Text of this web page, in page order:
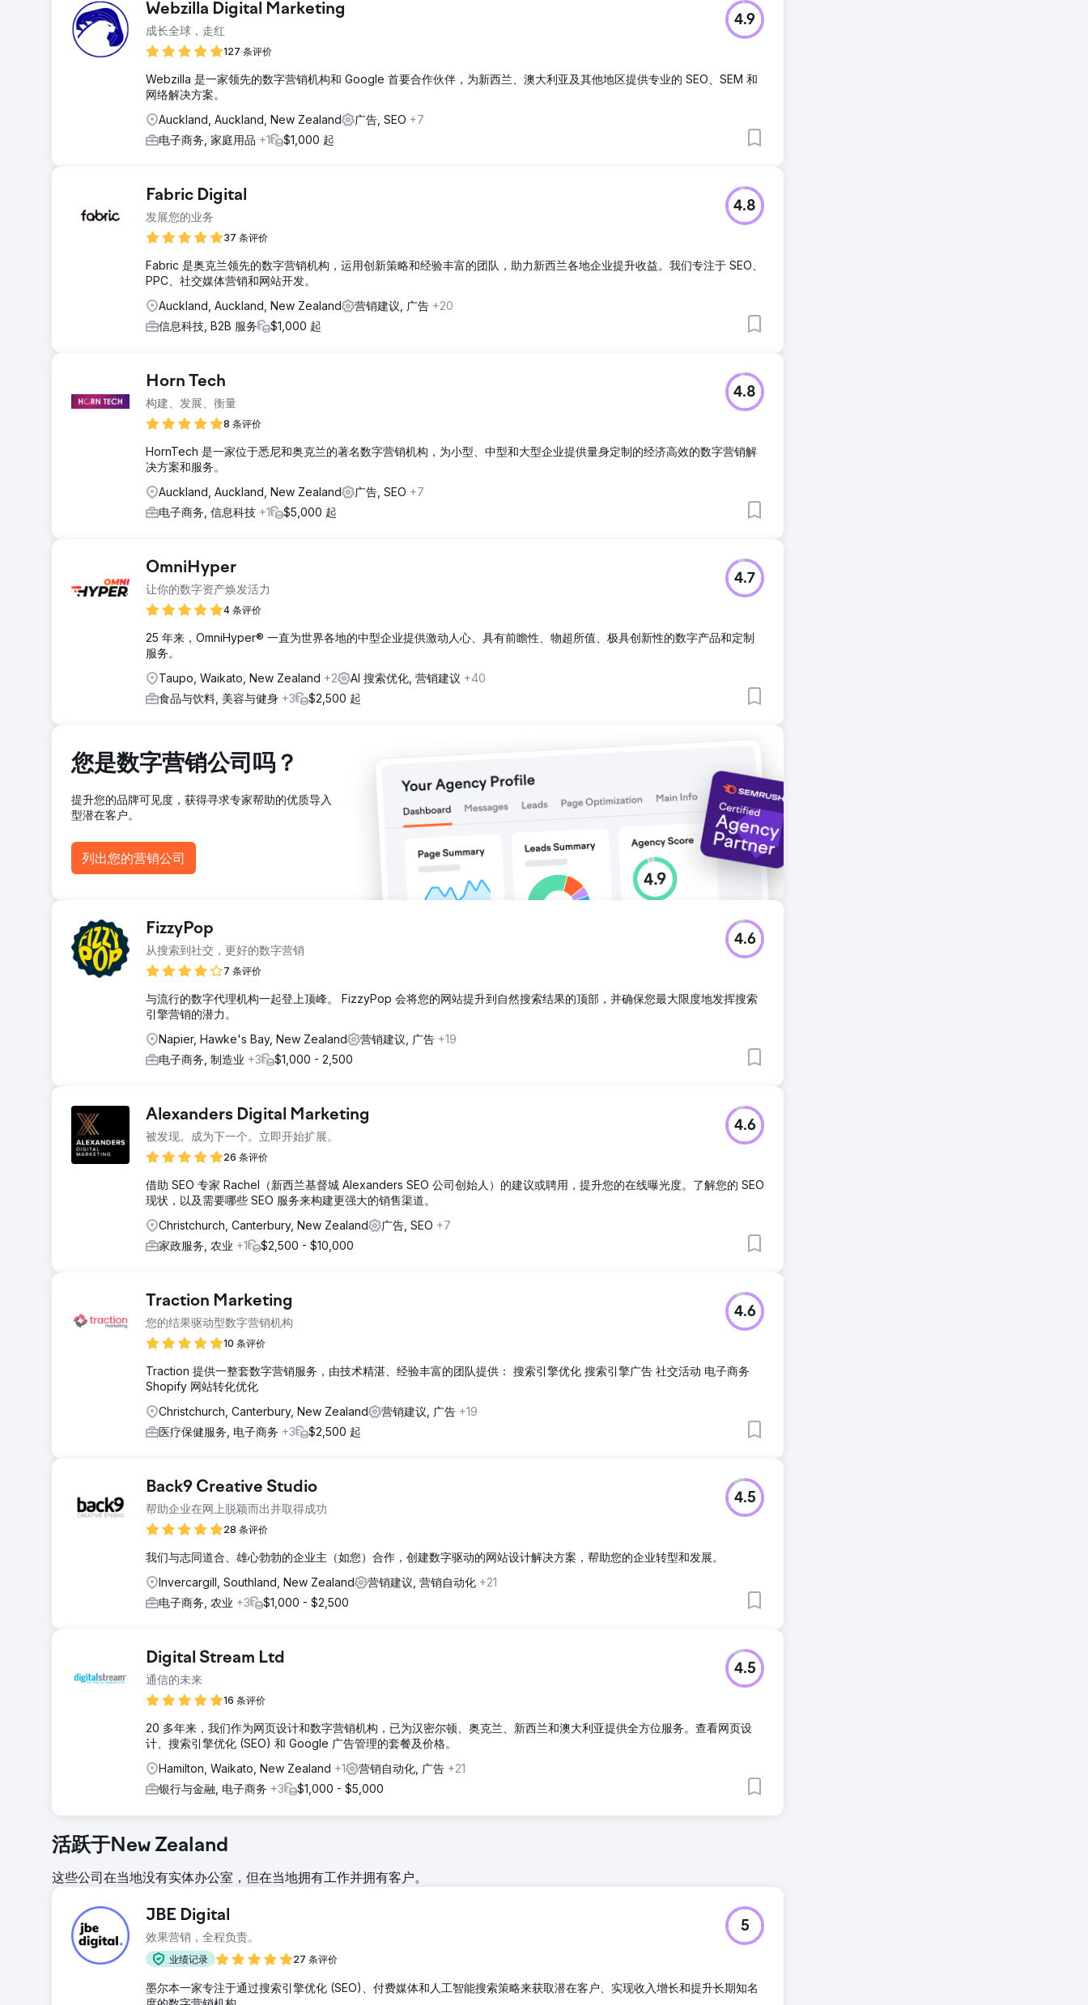
Webzilla Digital Marketing
成长全球，走红
127 条评价
4.9
Webzilla 是一家领先的数字营销机构和 Google 首要合作伙伴，为新西兰、澳大利亚及其他地区提供专业的 SEO、SEM 和
网络解决方案。
Auckland, Auckland, New Zealand
广告, SEO +7
电子商务, 家庭用品 +1 $1,000 起
Fabric Digital
发展您的业务
37 条评价
4.8
Fabric 是奥克兰领先的数字营销机构，运用创新策略和经验丰富的团队，助力新西兰各地企业提升收益。我们专注于 SEO、
PPC、社交媒体营销和网站开发。
Auckland, Auckland, New Zealand
营销建议, 广告 +20
信息科技, B2B 服务
$1,000 起
Horn Tech
构建、发展、衡量
8 条评价
4.8
HornTech 是一家位于悉尼和奥克兰的著名数字营销机构，为小型、中型和大型企业提供量身定制的经济高效的数字营销解
决方案和服务。
Auckland, Auckland, New Zealand
广告, SEO +7
电子商务, 信息科技 +1 $5,000 起
OmniHyper
让你的数字资产焕发活力
4 条评价
4.7
25 年来，OmniHyper® 一直为世界各地的中型企业提供激动人心、具有前瞻性、物超所值、极具创新性的数字产品和定制
服务。
Taupo, Waikato, New Zealand +2 AI 搜索优化, 营销建议 +40
食品与饮料, 美容与健身 +3 $2,500 起
您是数字营销公司吗？
提升您的品牌可见度，获得寻求专家帮助的优质导入
型潜在客户。
列出您的营销公司
FizzyPop
从搜索到社交，更好的数字营销
7 条评价
4.6
与流行的数字代理机构一起登上顶峰。 FizzyPop 会将您的网站提升到自然搜索结果的顶部，并确保您最大限度地发挥搜索
引擎营销的潜力。
Napier, Hawke's Bay, New Zealand
营销建议, 广告 +19
电子商务, 制造业 +3 $1,000 - 2,500
Alexanders Digital Marketing
被发现。成为下一个。立即开始扩展。
26 条评价
4.6
借助 SEO 专家 Rachel（新西兰基督城 Alexanders SEO 公司创始人）的建议或聘用，提升您的在线曝光度。了解您的 SEO
现状，以及需要哪些 SEO 服务来构建更强大的销售渠道。
Christchurch, Canterbury, New Zealand
广告, SEO +7
家政服务, 农业 +1 $2,500 - $10,000
Traction Marketing
您的结果驱动型数字营销机构
10 条评价
4.6
Traction 提供一整套数字营销服务，由技术精湛、经验丰富的团队提供： 搜索引擎优化 搜索引擎广告 社交活动 电子商务
Shopify 网站转化优化
Christchurch, Canterbury, New Zealand
营销建议, 广告 +19
医疗保健服务, 电子商务 +3 $2,500 起
Back9 Creative Studio
帮助企业在网上脱颖而出并取得成功
28 条评价
4.5
我们与志同道合、雄心勃勃的企业主（如您）合作，创建数字驱动的网站设计解决方案，帮助您的企业转型和发展。
Invercargill, Southland, New Zealand
营销建议, 营销自动化 +21
电子商务, 农业 +3 $1,000 - $2,500
Digital Stream Ltd
通信的未来
16 条评价
4.5
20 多年来，我们作为网页设计和数字营销机构，已为汉密尔顿、奥克兰、新西兰和澳大利亚提供全方位服务。查看网页设
计、搜索引擎优化 (SEO) 和 Google 广告管理的套餐及价格。
Hamilton, Waikato, New Zealand +1 营销自动化, 广告 +21
银行与金融, 电子商务 +3 $1,000 - $5,000
活跃于New Zealand
这些公司在当地没有实体办公室，但在当地拥有工作并拥有客户。
JBE Digital
效果营销，全程负责。
业绩记录 27 条评价
5
墨尔本一家专注于通过搜索引擎优化 (SEO)、付费媒体和人工智能搜索策略来获取潜在客户、实现收入增长和提升长期知名